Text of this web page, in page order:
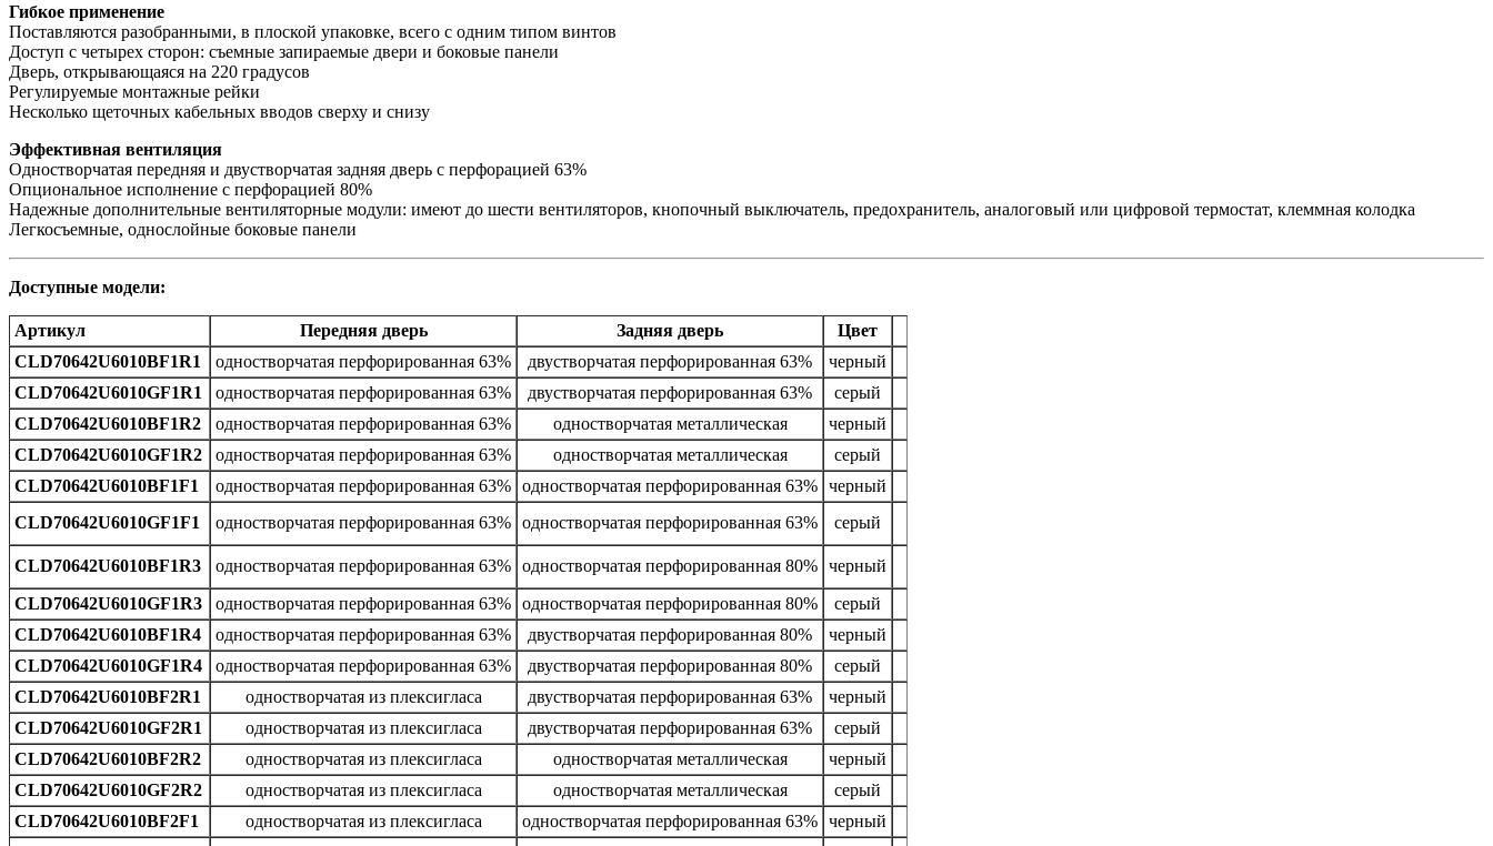
Гибкое применение
Поставляются разобранными, в плоской упаковке, всего с одним типом винтов
Доступ с четырех сторон: съемные запираемые двери и боковые панели
Дверь, открывающаяся на 220 градусов
Регулируемые монтажные рейки
Несколько щеточных кабельных вводов сверху и снизу
Эффективная вентиляция
Одностворчатая передняя и двустворчатая задняя дверь с перфорацией 63%
Опциональное исполнение с перфорацией 80%
Надежные дополнительные вентиляторные модули: имеют до шести вентиляторов, кнопочный выключатель, предохранитель, аналоговый или цифровой термостат, клеммная колодка
Легкосъемные, однослойные боковые панели
Доступные модели:
Артикул Передняя дверь Задняя дверь
Цвет
CLD70642U6010BF1R1
одностворчатая перфорированная 63% двустворчатая перфорированная 63%
черный
CLD70642U6010GF1R1
одностворчатая перфорированная 63% двустворчатая перфорированная 63%
серый
CLD70642U6010BF1R2
одностворчатая перфорированная 63% одностворчатая металлическая
черный
CLD70642U6010GF1R2
одностворчатая перфорированная 63% одностворчатая металлическая
серый
CLD70642U6010BF1F1
одностворчатая перфорированная 63% одностворчатая перфорированная 63% черный
CLD70642U6010GF1F1
одностворчатая перфорированная 63% одностворчатая перфорированная 63% серый
CLD70642U6010BF1R3 одностворчатая перфорированная 63% одностворчатая перфорированная 80% черный
CLD70642U6010GF1R3
одностворчатая перфорированная 63% одностворчатая перфорированная 80%
серый
CLD70642U6010BF1R4
одностворчатая перфорированная 63% двустворчатая перфорированная 80%
черный
CLD70642U6010GF1R4
одностворчатая перфорированная 63% двустворчатая перфорированная 80%
серый
CLD70642U6010BF2R1
одностворчатая из плексигласа двустворчатая перфорированная 63%
черный
CLD70642U6010GF2R1
одностворчатая из плексигласа двустворчатая перфорированная 63%
серый
CLD70642U6010BF2R2
одностворчатая из плексигласа одностворчатая металлическая
черный
CLD70642U6010GF2R2
одностворчатая из плексигласа одностворчатая металлическая
серый
CLD70642U6010BF2F1
одностворчатая из плексигласа одностворчатая перфорированная 63% черный